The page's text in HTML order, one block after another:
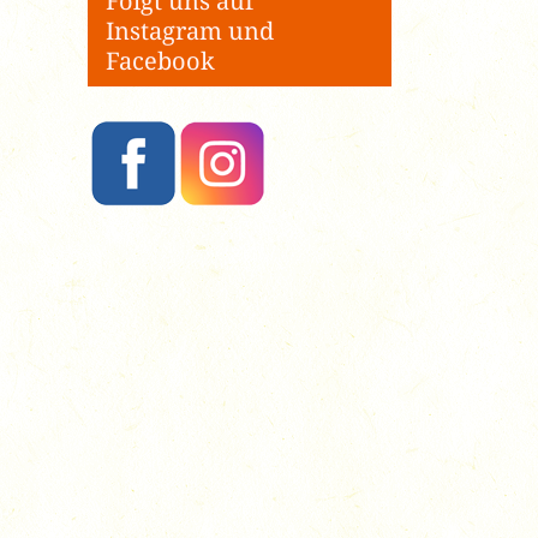
Instagram und
Facebook